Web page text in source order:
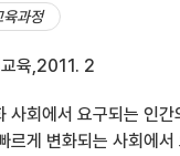
육과정
육,2011. 2
회에서 요구되는 인간
게 변화되는 사회에서